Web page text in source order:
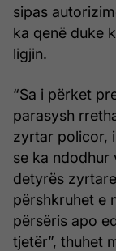
sipas
ka qenë duke
ligjin.
“Sa i përket
parasysh
zyrtar policor,
se ka ndodhur
detyrës
përshkruhet e
përsëris apo
tjetër”, thuhet